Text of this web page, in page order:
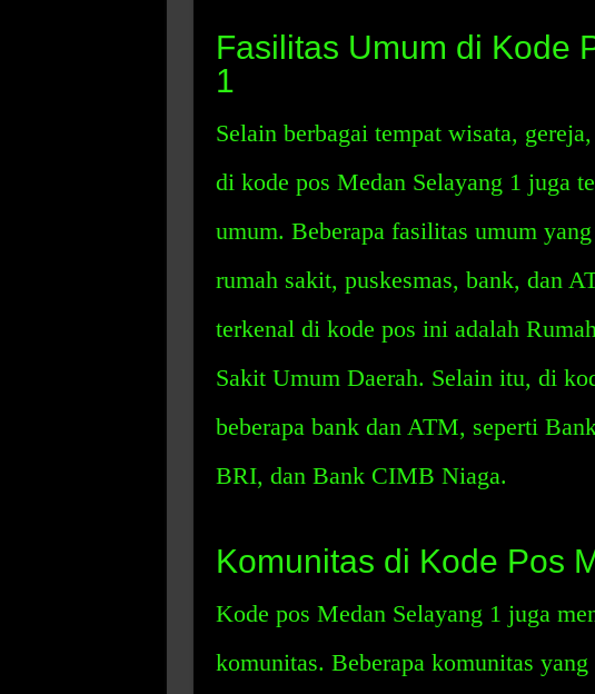
Fasilitas Umum di Kode
1
Selain berbagai tempat wisata,
di kode pos Medan Selayang 1 juga
umum. Beberapa fasilitas umum
rumah sakit, puskesmas, bank, dan
terkenal di kode pos ini adalah
Sakit Umum Daerah. Selain itu, di
beberapa bank dan ATM, seperti
BRI, dan Bank CIMB Niaga.
Komunitas di Kode Pos
Kode pos Medan Selayang 1 juga
komunitas. Beberapa komunitas